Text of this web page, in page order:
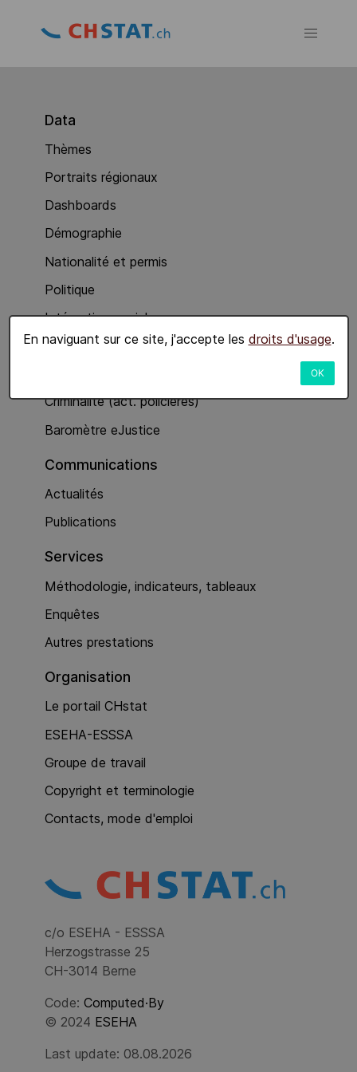
En naviguant sur ce site, j'accepte les droits d'usage.
OK
Data
Thèmes
Portraits régionaux
Dashboards
Démographie
Nationalité et permis
Politique
Intégration sociale
Economie
Criminalité (act. policières)
Baromètre eJustice
Communications
Actualités
Publications
Services
Méthodologie, indicateurs, tableaux
Enquêtes
Autres prestations
Organisation
Le portail CHstat
ESEHA-ESSSA
Groupe de travail
Copyright et terminologie
Contacts, mode d'emploi
c/o ESEHA - ESSSA
Herzogstrasse 25
CH-3014 Berne
Code: Computed·By
© 2024 ESEHA
Last update: 08.08.2026